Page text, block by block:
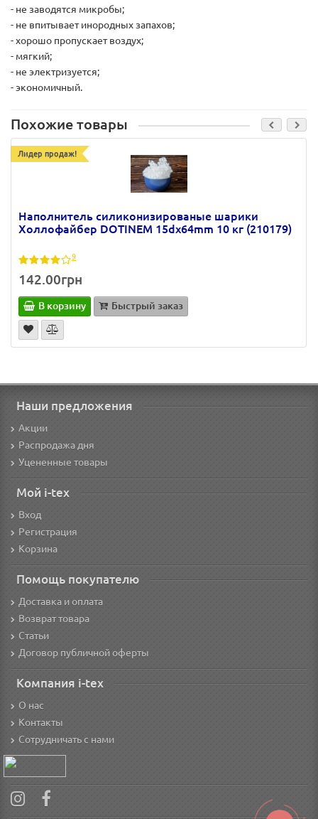
- не заводятся микробы;
- не впитывает инородных запахов;
- хорошо пропускает воздух;
- мягкий;
- не электризуется;
- экономичный.
Похожие товары
Лидер продаж!
Наполнитель силиконизированые шарики
Холлофайбер DOTINEM 15dх64mm 10 кг (210179)
9
142.00грн
В корзину Быстрый заказ
Наши предложения
Акции
Распродажа дня
Уцененные товары
Мой i-tex
Вход
Регистрация
Корзина
Помощь покупателю
Доставка и оплата
Возврат товара
Статьи
Договор публичной оферты
Компания i-tex
О нас
Контакты
Сотрудничать с нами